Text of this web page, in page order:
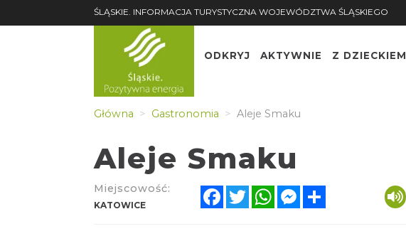
ŚLĄSKIE. INFORMACJA TURYSTYCZNA WOJEWÓDZTWA ŚLĄSKIEGO
ODKRYJ AKTYWNIE Z DZIECKIEM
Główna Gastronomia Aleje Smaku
Aleje Smaku
Miejscowość:
KATOWICE
FacebookTwitterWhatsAppMessenger